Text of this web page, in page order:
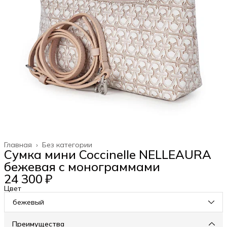
Без категории
Главная ›
Сумка мини Coccinelle NELLEAURA
бежевая с монограммами
24 300 ₽
Цвет
бежевый
Преимущества